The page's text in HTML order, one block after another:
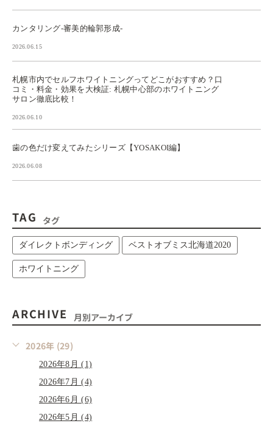
カンタリング-審美的輪郭形成-
2026.06.15
札幌市内でセルフホワイトニングってどこがおすすめ？口
コミ・料金・効果を大検証: 札幌中心部のホワイトニング
サロン徹底比較！
2026.06.10
歯の色だけ変えてみたシリーズ【YOSAKOI編】
2026.06.08
TAG タグ
ダイレクトボンディング ベストオブミス北海道2020
ホワイトニング
ARCHIVE 月別アーカイブ
2026年 (29)
2026年8月 (1)
2026年7月 (4)
2026年6月 (6)
2026年5月 (4)